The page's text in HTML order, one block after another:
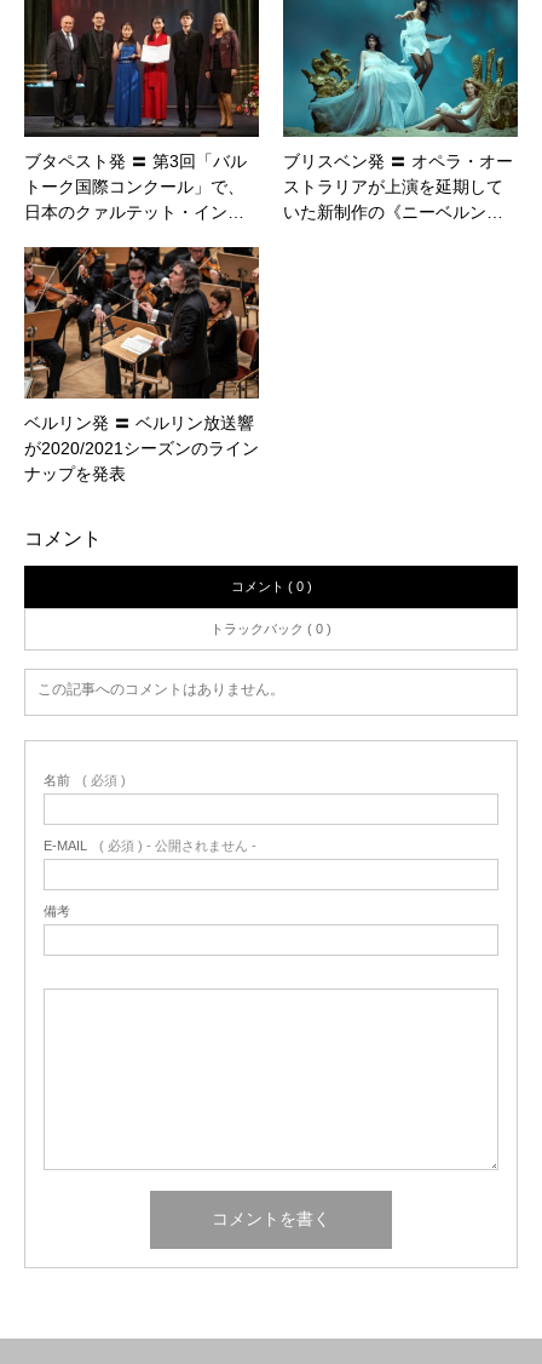
ブタペスト発 〓 第3回「バル
トーク国際コンクール」で、
日本のクァルテット・イン…
ブリスベン発 〓 オペラ・オー
ストラリアが上演を延期して
いた新制作の《ニーベルン…
ベルリン発 〓 ベルリン放送響
が2020/2021シーズンのライン
ナップを発表
コメント
コメント ( 0 )
トラックバック ( 0 )
この記事へのコメントはありません。
名前 ( 必須 )
E-MAIL ( 必須 ) - 公開されません -
備考